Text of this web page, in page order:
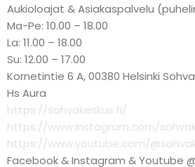
Aukioloajat & Asiakaspalvelu
Ma-Pe: 10.00 – 18.00
La: 11.00 – 18.00
Su: 12.00 – 17.00
Kornetintie 6 A, 00380 Helsinki
Hs Aura
https://sohvakeskus.fi/
https://www.instagram.com/
https://www.youtube.com/
Facebook & Instagram & Youtube